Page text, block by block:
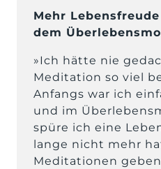
Mehr
dem
»Ich hätte nie
Meditation so viel
Anfangs war ich
und im
spüre ich eine
lange nicht mehr
Meditationen